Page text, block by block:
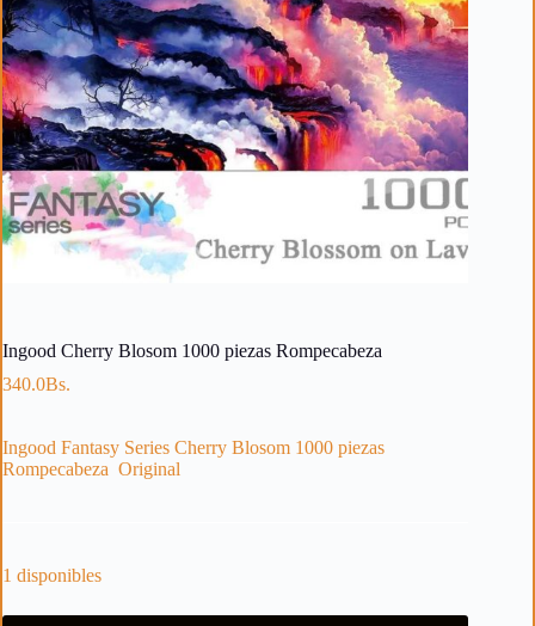
Ingood Cherry Blosom 1000 piezas Rompecabeza
340.0Bs.
Ingood Fantasy Series Cherry Blosom 1000 piezas
Rompecabeza Original
1 disponibles